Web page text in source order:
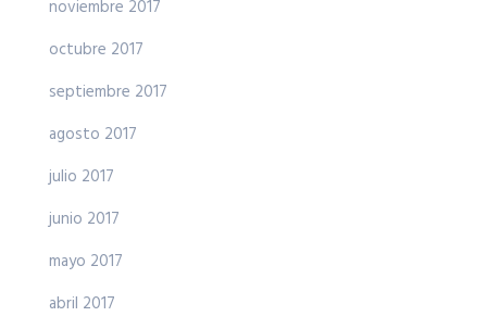
noviembre 2017
octubre 2017
septiembre 2017
agosto 2017
julio 2017
junio 2017
mayo 2017
abril 2017